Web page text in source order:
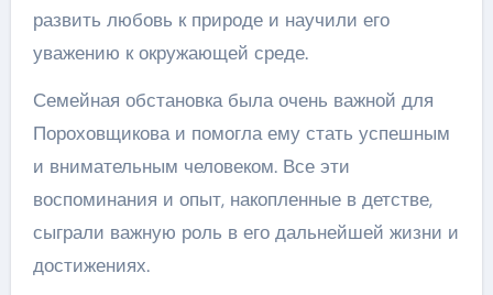
развить любовь к природе и научили его
уважению к окружающей среде.
Семейная обстановка была очень важной для
Пороховщикова и помогла ему стать успешным
и внимательным человеком. Все эти
воспоминания и опыт, накопленные в детстве,
сыграли важную роль в его дальнейшей жизни и
достижениях.